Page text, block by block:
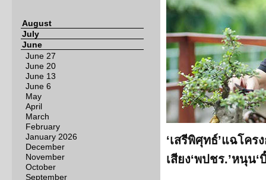
August
July
June
June 27
June 20
June 13
June 6
May
April
March
February
January 2026
December
November
October
September
‘เสรีพิศุทธ์’แฉโคร
เสียง‘พปชร.’หนุน‘